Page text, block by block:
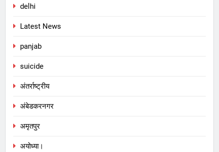
delhi
Latest News
panjab
suicide
अंतर्राष्ट्रीय
अंबेडकरनगर
अमृतपुर
अयोध्या।